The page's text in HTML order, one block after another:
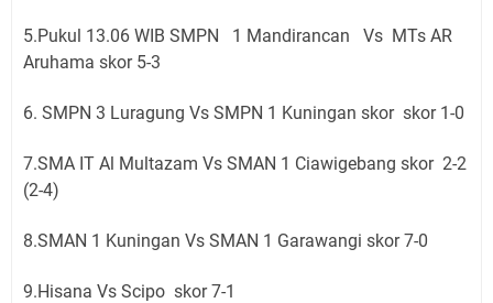
5.Pukul 13.06 WIB SMPN 1 Mandirancan Vs MTs AR
Aruhama skor 5-3
6. SMPN 3 Luragung Vs SMPN 1 Kuningan skor skor 1-0
7.SMA IT Al Multazam Vs SMAN 1 Ciawigebang skor 2-2
(2-4)
8.SMAN 1 Kuningan Vs SMAN 1 Garawangi skor 7-0
9.Hisana Vs Scipo skor 7-1